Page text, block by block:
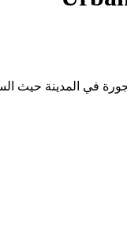
في المدينة